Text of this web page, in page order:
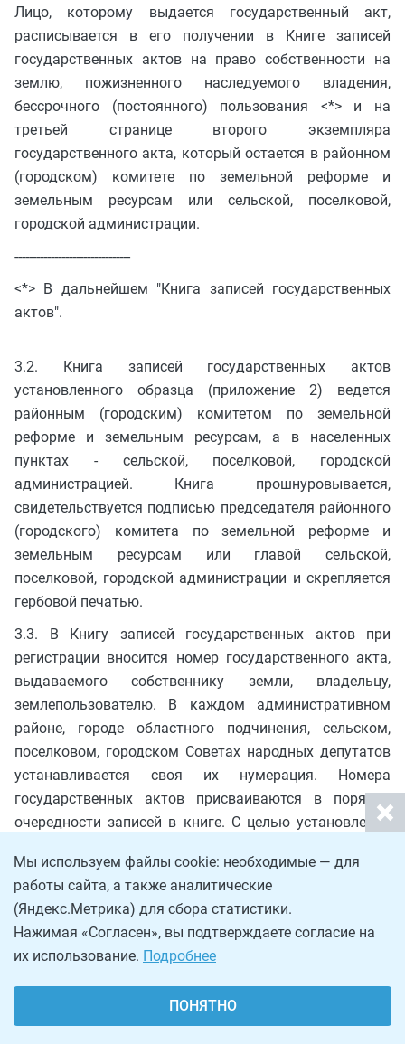
Лицо, которому выдается государственный акт,
расписывается в его получении в Книге записей
государственных актов на право собственности на
землю, пожизненного наследуемого владения,
бессрочного (постоянного) пользования <*> и на
третьей странице второго экземпляра
государственного акта, который остается в районном
(городском) комитете по земельной реформе и
земельным ресурсам или сельской, поселковой,
городской администрации.
--------------------------------
<*> В дальнейшем "Книга записей государственных
актов".
3.2. Книга записей государственных актов
установленного образца (приложение 2) ведется
районным (городским) комитетом по земельной
реформе и земельным ресурсам, а в населенных
пунктах - сельской, поселковой, городской
администрацией. Книга прошнуровывается,
свидетельствуется подписью председателя районного
(городского) комитета по земельной реформе и
земельным ресурсам или главой сельской,
поселковой, городской администрации и скрепляется
гербовой печатью.
3.3. В Книгу записей государственных актов при
регистрации вносится номер государственного акта,
выдаваемого собственнику земли, владельцу,
землепользователю. В каждом административном
районе, городе областного подчинения, сельском,
поселковом, городском Советах народных депутатов
устанавливается своя их нумерация. Номера
государственных актов присваиваются в порядке
очередности записей в книге. С целью установления
регистрацию, рекомендуется дополнительно к
порядковому номеру давать шифр области
(республики, края, автономного образования), города
областного подчинения и административного района,
сельского (поселкового) Совета народных депутатов.
Мы используем файлы cookie: необходимые — для
работы сайта, а также аналитические
(Яндекс.Метрика) для сбора статистики.
Нажимая «Согласен», вы подтверждаете согласие на
их использование. Подробнее
ПОНЯТНО